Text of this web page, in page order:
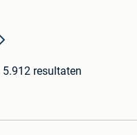
5.912 resultaten